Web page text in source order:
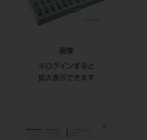
画像
※ログインすると
拡大表示できます